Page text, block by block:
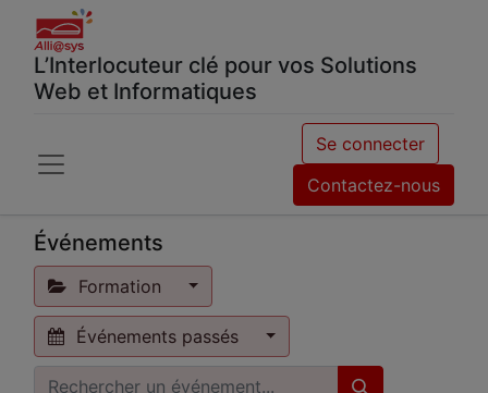
L’Interlocuteur clé pour vos Solutions
Web et Informatiques
Se connecter
Contactez-nous
Événements
Formation
Événements passés